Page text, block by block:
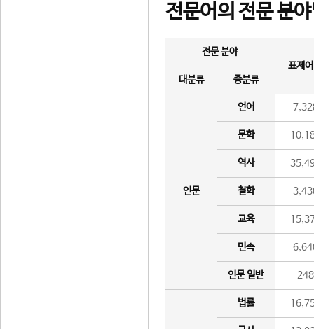
전문어의 전문 분
전문 분야
표제
대분류
중분류
인문
언어
문학
역사
철학
교육
민속
인문 일반 248
법률